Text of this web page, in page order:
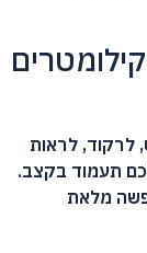
לרקוד, לראות
תעמוד בקצב.
מלאת